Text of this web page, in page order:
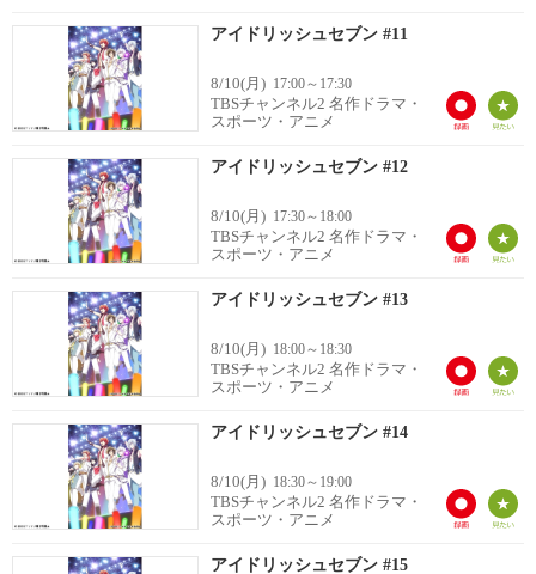
アイドリッシュセブン #11
8/10(月) 17:00～17:30
TBSチャンネル2 名作ドラマ・
スポーツ・アニメ
アイドリッシュセブン #12
8/10(月) 17:30～18:00
TBSチャンネル2 名作ドラマ・
スポーツ・アニメ
アイドリッシュセブン #13
8/10(月) 18:00～18:30
TBSチャンネル2 名作ドラマ・
スポーツ・アニメ
アイドリッシュセブン #14
8/10(月) 18:30～19:00
TBSチャンネル2 名作ドラマ・
スポーツ・アニメ
アイドリッシュセブン #15